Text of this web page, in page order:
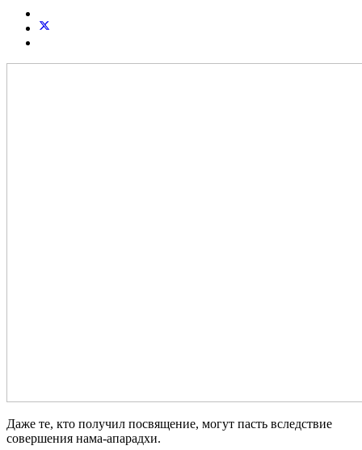
Даже те, кто получил посвящение, могут пасть вследствие
совершения нама-апарадхи.